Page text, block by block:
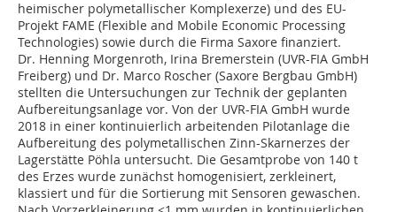
heimischer polymetallischer Komplexerze) und des EU-
Projekt FAME (Flexible and Mobile Economic Processing
Technologies) sowie durch die Firma Saxore finanziert.
Dr. Henning Morgenroth, Irina Bremerstein (UVR-FIA GmbH
Freiberg) und Dr. Marco Roscher (Saxore Bergbau GmbH)
stellten die Untersuchungen zur Technik der geplanten
Aufbereitungsanlage vor. Von der UVR-FIA GmbH wurde
2018 in einer kontinuierlich arbeitenden Pilotanlage die
Aufbereitung des polymetallischen Zinn-Skarnerzes der
Lagerstätte Pöhla untersucht. Die Gesamtprobe von 140 t
des Erzes wurde zunächst homogenisiert, zerkleinert,
klassiert und für die Sortierung mit Sensoren gewaschen.